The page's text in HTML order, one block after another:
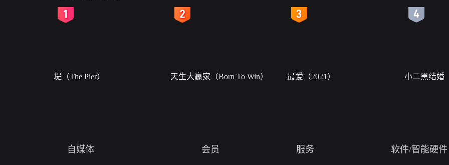
堤（The Pier） 天生大赢家（Born To Win） 最爱（2021） 小二黑结婚
自媒体 会员 服务 软件/智能硬件